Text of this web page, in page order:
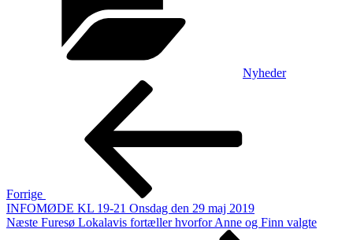
Nyheder
Indlægsnavigation
Forrige
INFOMØDE KL 19-21 Onsdag den 29 maj 2019
Næste
Næste Furesø Lokalavis fortæller hvorfor Anne og Finn valgte